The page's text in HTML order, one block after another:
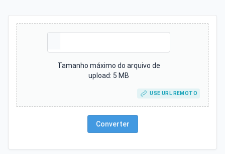
Tamanho máximo do arquivo de
upload: 5 MB
USE URL REMOTO
Converter